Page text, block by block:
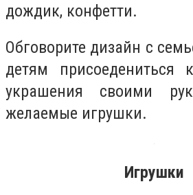
дождик, конфетти.
Обговорите дизайн с
детям присоедениться
украшения своими
желаемые игрушки.
Игрушки